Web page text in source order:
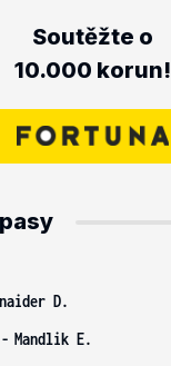
Soutěžte o
10.000 korun!
D.
- Mandlik E.